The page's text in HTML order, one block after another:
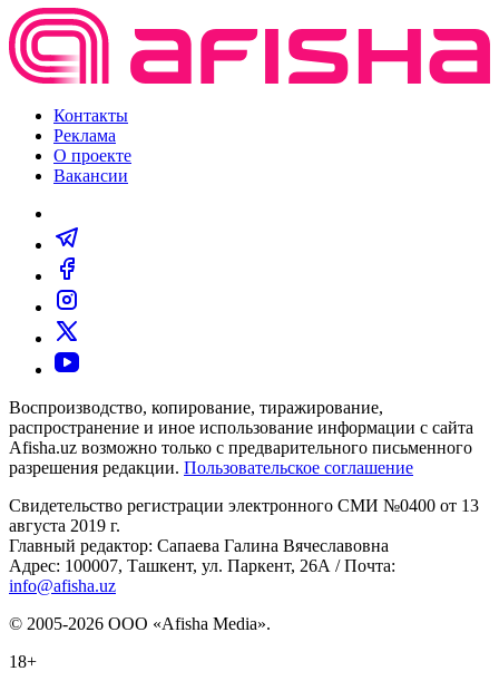
Контакты
Реклама
О проекте
Вакансии
Воспроизводство, копирование, тиражирование,
распространение и иное использование информации с сайта
Afisha.uz возможно только с предварительного письменного
разрешения редакции. Пользовательское соглашение
Свидетельство регистрации электронного СМИ №0400 от 13
августа 2019 г.
Главный редактор: Сапаева Галина Вячеславовна
Адрес: 100007, Ташкент, ул. Паркент, 26А / Почта:
info@afisha.uz
© 2005-2026 ООО «Afisha Media».
18+